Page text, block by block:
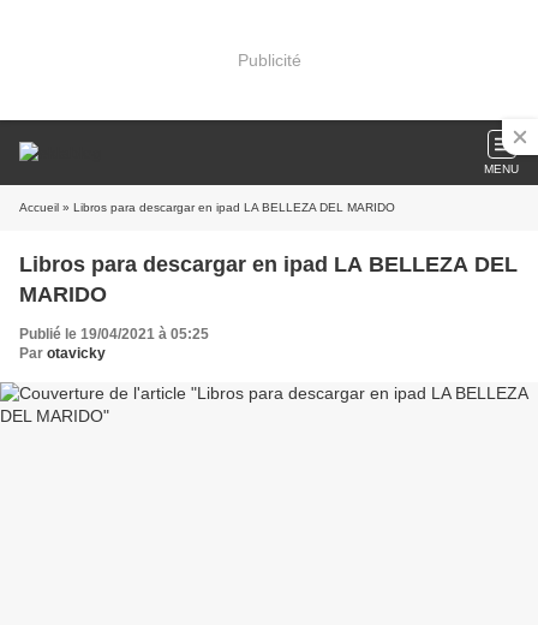
Publicité
MENU
Accueil » Libros para descargar en ipad LA BELLEZA DEL MARIDO
Libros para descargar en ipad LA BELLEZA DEL
MARIDO
Publié le 19/04/2021 à 05:25
Par otavicky